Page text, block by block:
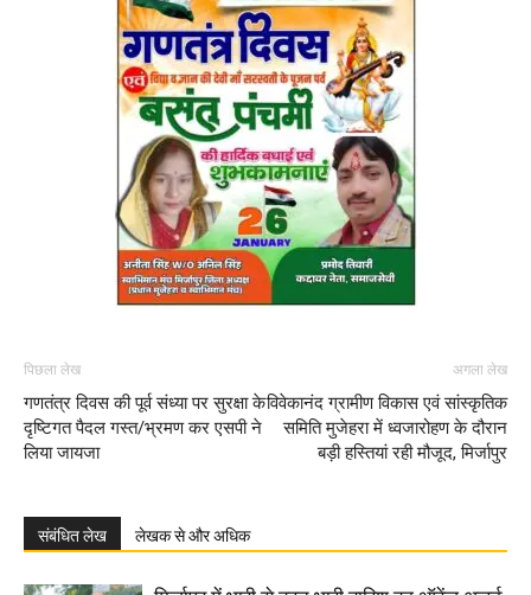
पिछला लेख
गणतंत्र दिवस की पूर्व संध्या पर सुरक्षा के
दृष्टिगत पैदल गस्त/भ्रमण कर एसपी ने
लिया जायजा
अगला लेख
विवेकानंद ग्रामीण विकास एवं सांस्कृतिक
समिति मुजेहरा में ध्वजारोहण के दौरान
बड़ी हस्तियां रही मौजूद, मिर्जापुर
संबंधित लेख लेखक से और अधिक